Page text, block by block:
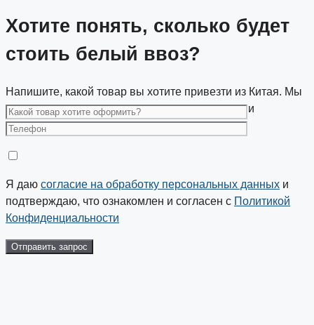
Хотите понять, сколько будет
стоить белый ввоз?
Напишите, какой товар вы хотите привезти из Китая. Мы
подскажем, какие данные нужны для расчета, и
предварительно оценим стоимость ввоза.
Я даю согласие на обработку персональных данных и
подтверждаю, что ознакомлен и согласен с Политикой
Конфиденциальности